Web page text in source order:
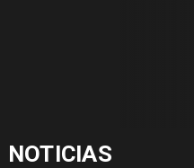
NOTICIAS